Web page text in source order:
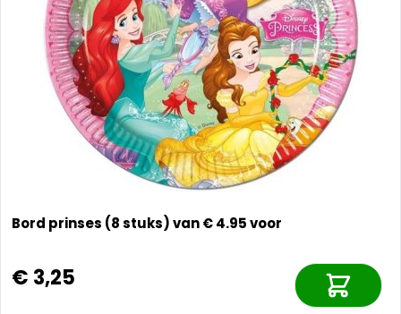
Bord prinses (8 stuks) van € 4.95 voor
€ 3,25